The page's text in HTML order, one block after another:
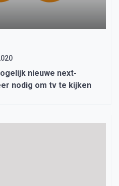
nieuwe next-
nodig om tv te kijken